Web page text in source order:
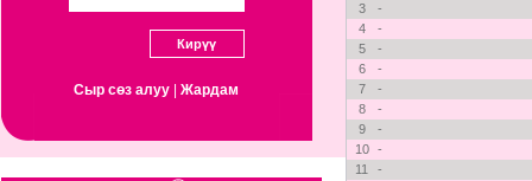
Сыр сөз алуу Жардам
3
-
4
-
5
-
6
-
7
-
8
-
9
-
10
-
11
-